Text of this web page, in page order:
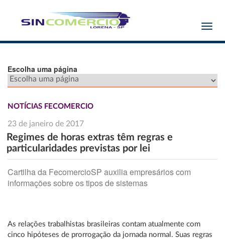
Escolha uma página
NOTÍCIAS FECOMERCIO
23 de janeiro de 2017
Regimes de horas extras têm regras e
particularidades previstas por lei
Cartilha da FecomercioSP auxilia empresários com
informações sobre os tipos de sistemas
As relações trabalhistas brasileiras contam atualmente com
cinco hipóteses de prorrogação da jornada normal. Suas regras